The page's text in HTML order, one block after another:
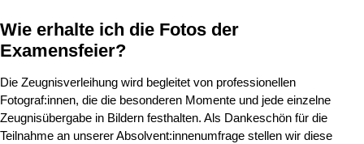
Wie erhalte ich die Fotos der
Examensfeier?
Die Zeugnisverleihung wird begleitet von professionellen
Fotograf:innen, die die besonderen Momente und jede einzelne
Zeugnisübergabe in Bildern festhalten. Als Dankeschön für die
Teilnahme an unserer Absolvent:innenumfrage stellen wir diese